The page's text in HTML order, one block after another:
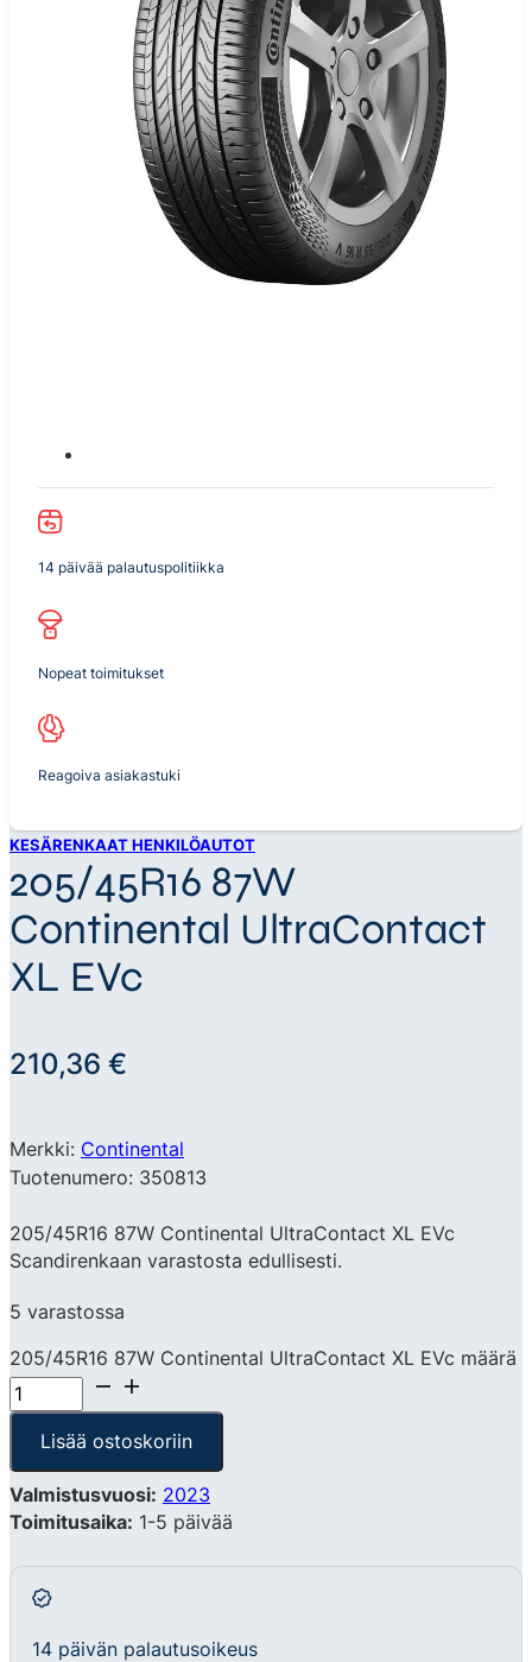
14 päivää palautuspolitiikka
Nopeat toimitukset
Reagoiva asiakastuki
KESÄRENKAAT HENKILÖAUTOT
205/45R16 87W
Continental UltraContact
XL EVc
210,36 €
Merkki: Continental
Tuotenumero: 350813
205/45R16 87W Continental UltraContact XL EVc
Scandirenkaan varastosta edullisesti.
5 varastossa
205/45R16 87W Continental UltraContact XL EVc määrä
Lisää ostoskoriin
Valmistusvuosi: 2023
Toimitusaika: 1-5 päivää
14 päivän palautusoikeus